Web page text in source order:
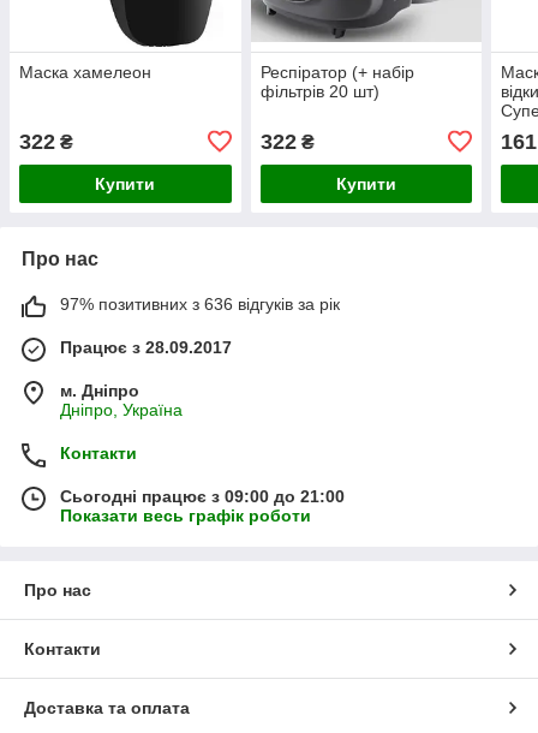
Маска хамелеон
322 ₴
Купити
Респіратор (+ набір
фільтрів 20 шт)
322₴
Купити
161
Про нас
97% позитивних з 636 відгуків за рік
Працює з 28.09.2017
м. Дніпро
Дніпро, Україна
Контакти
Сьогодні працює з 09:00 до 21:00
Показати весь графік роботи
Про нас
Контакти
Доставка та оплата